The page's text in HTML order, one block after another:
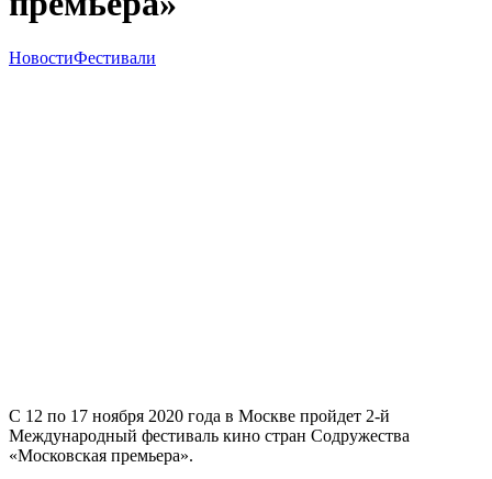
НовостиФестивали
С 12 по 17 ноября 2020 года в Москве пройдет 2-й
Международный фестиваль кино стран Содружества
«Московская премьера».